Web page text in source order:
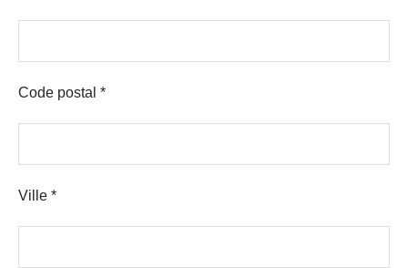
Code postal *
Ville *